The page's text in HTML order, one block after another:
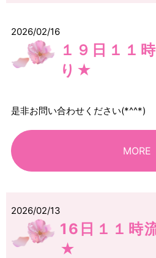
2026/02/16
１９日１１
り★
是非お問い合わせください(*^^*)
MORE
2026/02/13
16日１１時
★